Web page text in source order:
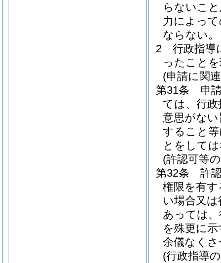
らないこ
力によっ
ならない。
2
行政指導
ったこと
(申請に関
第31条
申
ては、行
意思がな
すること
とをして
(許認可等
第32条
許
権限を有
い場合又
あっては
を殊更に
余儀なく
(行政指導